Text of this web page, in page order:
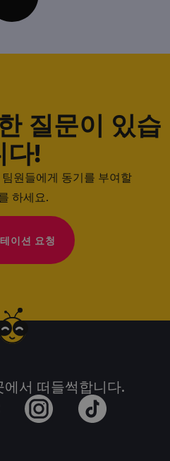
질문이 있습
다!
원들에게 동기를 부여할
하세요.
이션 요청
서 떠들썩합니다.